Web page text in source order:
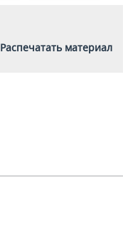
Распечатать материал